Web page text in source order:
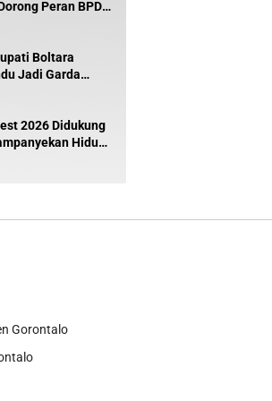
Peran BPD
Maju dan
Boltara
Jadi Garda
Kesehatan
2026 Didukung
Hidup
Diabetes
Gorontalo